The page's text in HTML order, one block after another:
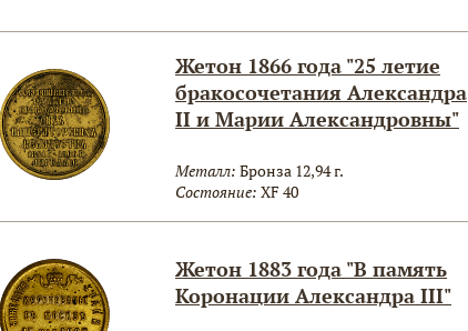
Жетон 1866 года "25 летие
бракосочетания Александра
II и Марии Александровны"
Металл: Бронза 12,94 г.
Состояние: XF 40
Жетон 1883 года "В память
Коронации Александра III"